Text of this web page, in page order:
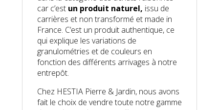
car c’est un produit naturel, issu de
carrières et non transformé et made in
France. C’est un produit authentique, ce
qui explique les variations de
granulométries et de couleurs en
fonction des différents arrivages à notre
entrepôt.
Chez HESTIA Pierre & Jardin, nous avons
fait le choix de vendre toute notre gamme